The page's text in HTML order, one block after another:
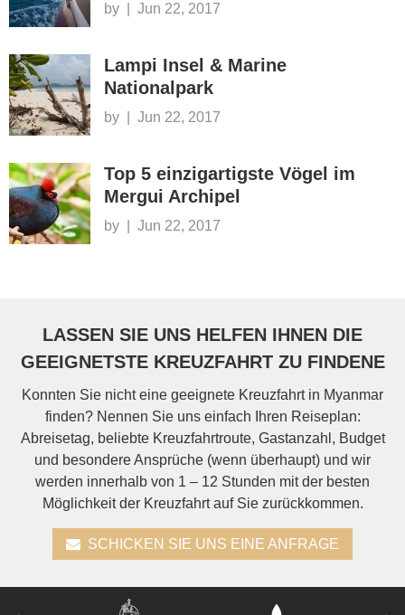
by Jun 22, 2017
Lampi Insel & Marine
Nationalpark
by Jun 22, 2017
Top 5 einzigartigste Vögel im
Mergui Archipel
by Jun 22, 2017
LASSEN SIE UNS HELFEN IHNEN DIE
GEEIGNETSTE KREUZFAHRT ZU FINDENE
Konnten Sie nicht eine geeignete Kreuzfahrt in Myanmar
finden? Nennen Sie uns einfach Ihren Reiseplan:
Abreisetag, beliebte Kreuzfahrtroute, Gastanzahl, Budget
und besondere Ansprüche (wenn überhaupt) und wir
werden innerhalb von 1 – 12 Stunden mit der besten
Möglichkeit der Kreuzfahrt auf Sie zurückkommen.
SCHICKEN SIE UNS EINE ANFRAGE